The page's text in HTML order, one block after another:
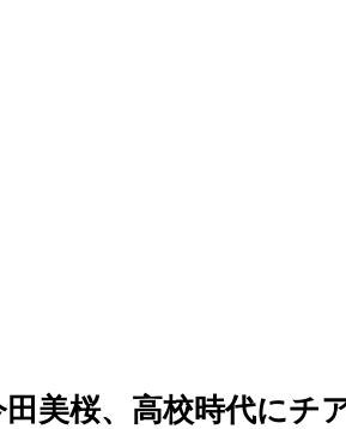
美桜、高校時代にチ